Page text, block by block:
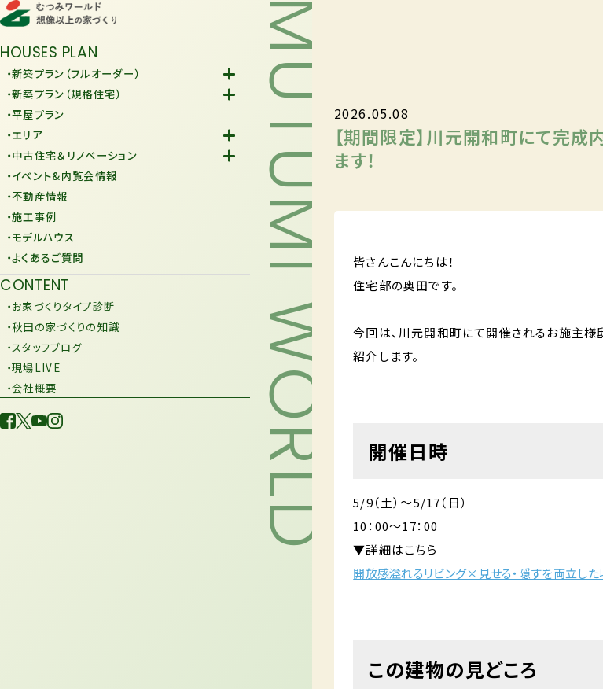
HOUSES PLAN
・新築プラン（フルオーダー）
-Fiore
・新築プラン（規格住宅）
-規格住宅
-KURAFIT
-JiU
・平屋プラン
・エリア
-潟上市
-由利本荘市
・中古住宅＆リノベーション
-中古住宅
-リノベーション
・イベント&内覧会情報
・不動産情報
・施工事例
・モデルハウス
・よくあるご質問
CONTENT
・お家づくりタイプ診断
・秋田の家づくりの知識
・スタッフブログ
・現場LIVE
・会社概要
MUTUMI WORLD2026.05.08
【期間限定】川元開和町にて完成
ます！
皆さんこんにちは！
住宅部の奥田です。
今回は、川元開和町にて開催されるお施主様
紹介します。
開催日時
5/9（土）～5/17（日）
10：00～17：00
▼詳細はこちら
開放感溢れるリビング×見せる・隠すを両立し
この建物の見どころ